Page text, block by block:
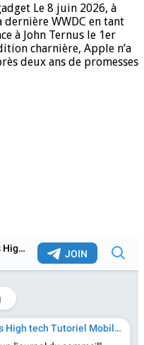
Le 8 juin 2026, à
WWDC en tant
à John Ternus le 1er
charnière, Apple n’a
deux ans de promesses